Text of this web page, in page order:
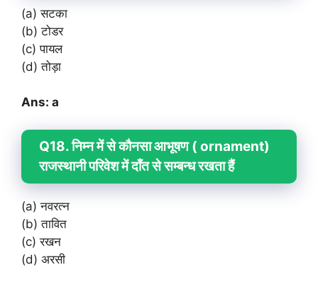
(a) सटका
(b) टोडर
(c) पायल
(d) तोड़ा
Ans: a
Q18. निम्न में से कौनसा आभूषण ( ornament)
राजस्थानी परिवेश में दॉंत से सम्बन्ध रखता हैं
(a) नवरत्न
(b) तावित
(c) रखन
(d) अरसी